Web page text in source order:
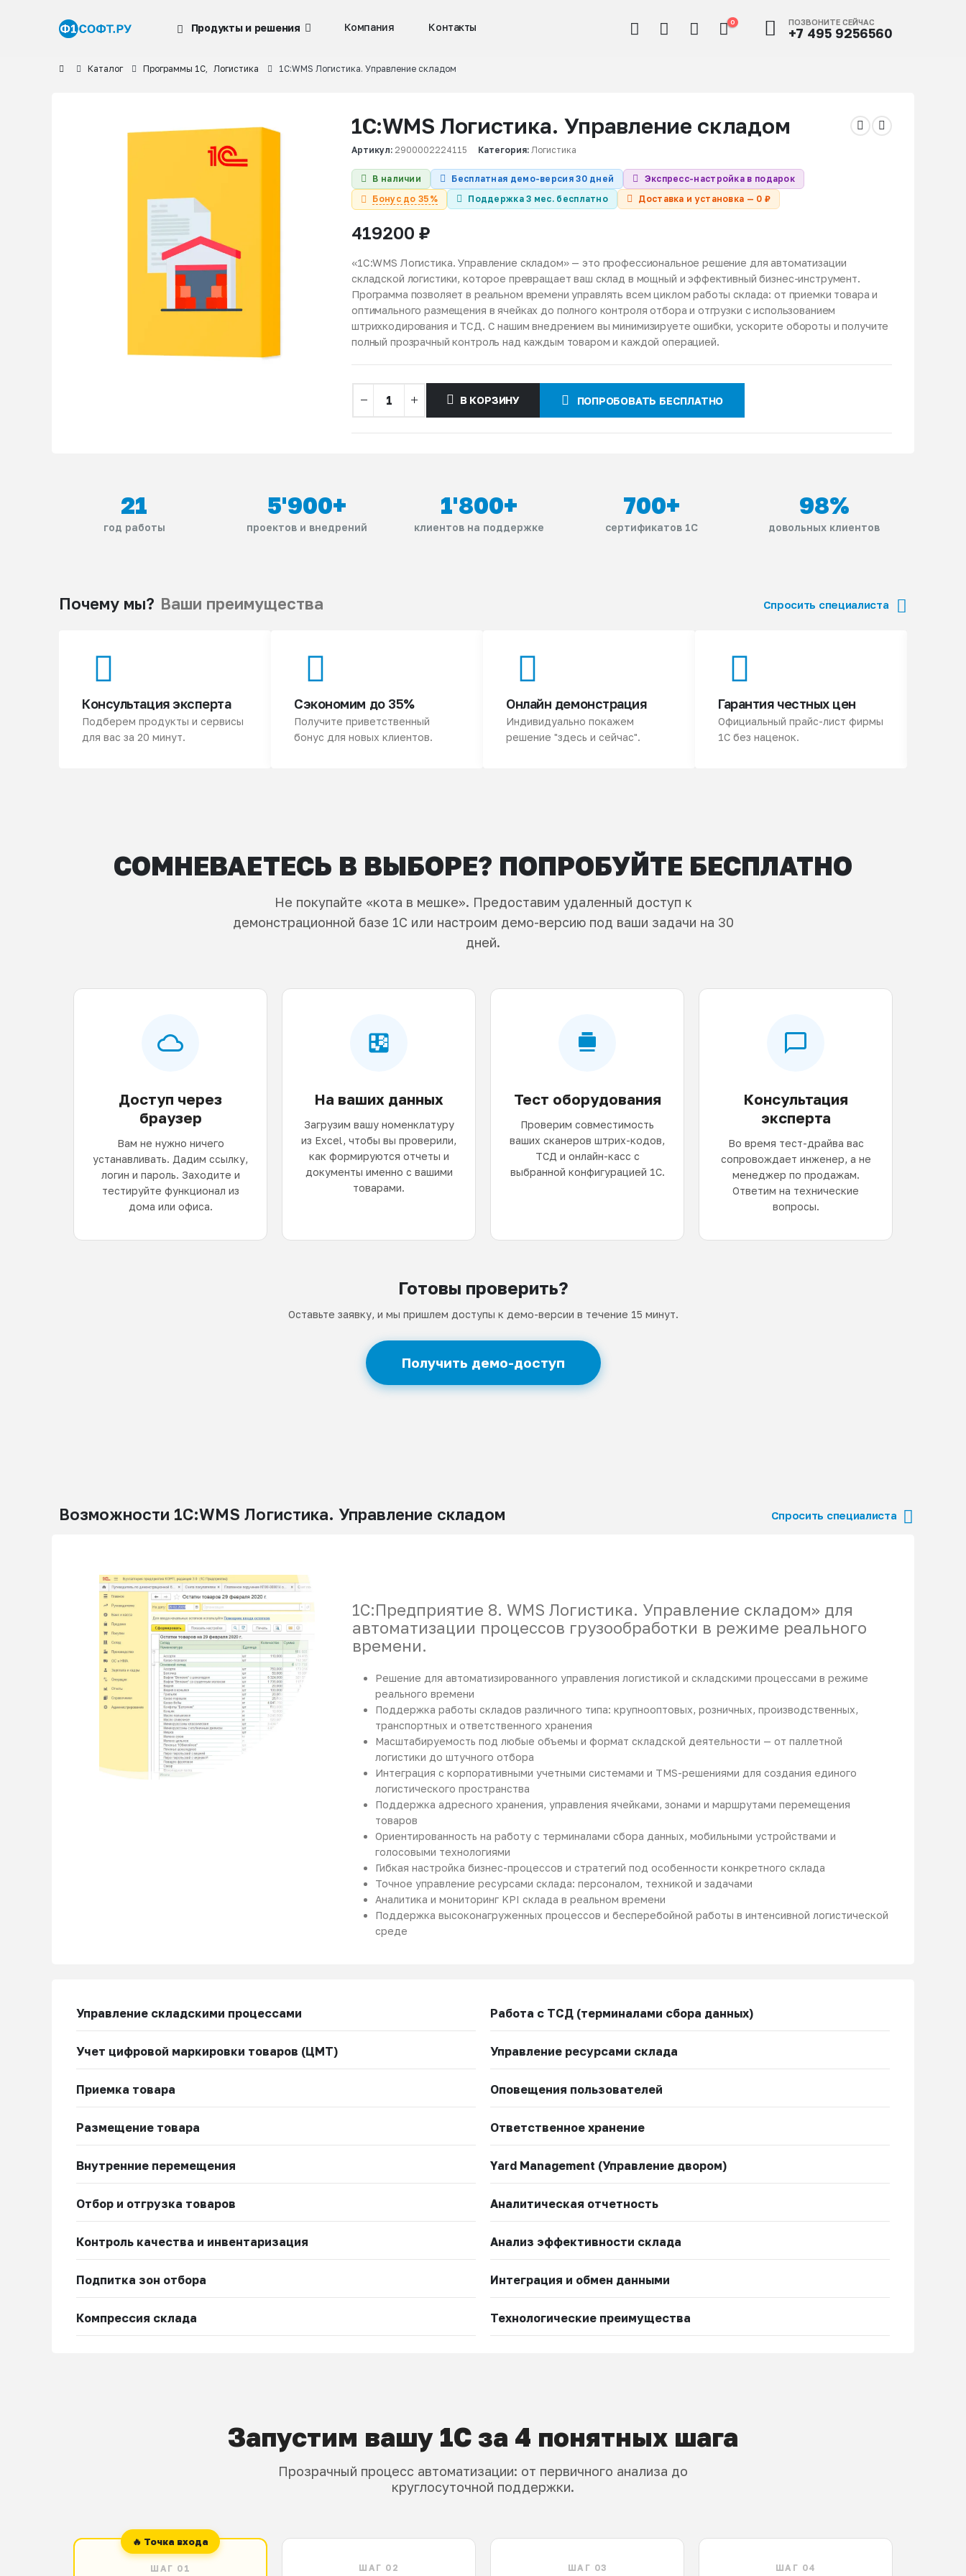
Продукты и решения Компания Контакты 0 ПОЗВОНИТЕ СЕЙЧАС
+7 495 9256560
Каталог Программы 1С, Логистика 1С:WMS Логистика. Управление складом
1С:WMS Логистика. Управление складом
Артикул: 2900002224115 Категория: Логистика
В наличии Бесплатная демо-версия 30 дней
Экспресс-настройка в подарок
Бонус до 35%
Поддержка 3 мес. бесплатно Доставка и установка — 0 ₽
419200 ₽
«1С:WMS Логистика. Управление складом» — это профессиональное решение для автоматизации
складской логистики, которое превращает ваш склад в мощный и эффективный бизнес-инструмент.
Программа позволяет в реальном времени управлять всем циклом работы склада: от приемки товара и
оптимального размещения в ячейках до полного контроля отбора и отгрузки с использованием
штрихкодирования и ТСД. С нашим внедрением вы минимизируете ошибки, ускорите обороты и получите
полный прозрачный контроль над каждым товаром и каждой операцией.
В КОРЗИНУ ПОПРОБОВАТЬ БЕСПЛАТНО
21
год работы
5'900+
проектов и внедрений
1'800+
клиентов на поддержке
700+
сертификатов 1С
98%
довольных клиентов
Почему мы? Ваши преимущества Спросить специалиста
Консультация эксперта
Подберем продукты и сервисы
для вас за 20 минут.
Сэкономим до 35%
Получите приветственный
бонус для новых клиентов.
Онлайн демонстрация
Индивидуально покажем
решение "здесь и сейчас".
Гарантия честных цен
Официальный прайс-лист фирмы
1С без наценок.
СОМНЕВАЕТЕСЬ В ВЫБОРЕ? ПОПРОБУЙТЕ БЕСПЛАТНО
Не покупайте «кота в мешке». Предоставим удаленный доступ к
демонстрационной базе 1С или настроим демо-версию под ваши задачи на 30
дней.
Доступ через
браузер
Вам не нужно ничего
устанавливать. Дадим ссылку,
логин и пароль. Заходите и
тестируйте функционал из
дома или офиса.
На ваших данных
Загрузим вашу номенклатуру
из Excel, чтобы вы проверили,
как формируются отчеты и
документы именно с вашими
товарами.
Тест оборудования
Проверим совместимость
ваших сканеров штрих-кодов,
ТСД и онлайн-касс с
выбранной конфигурацией 1С.
Консультация
эксперта
Во время тест-драйва вас
сопровождает инженер, а не
менеджер по продажам.
Ответим на технические
вопросы.
Готовы проверить?
Оставьте заявку, и мы пришлем доступы к демо-версии в течение 15 минут.
Получить демо-доступ
Возможности 1С:WMS Логистика. Управление складом Спросить специалиста
1С:Предприятие 8. WMS Логистика. Управление складом» для
автоматизации процессов грузообработки в режиме реального
времени.
Решение для автоматизированного управления логистикой и складскими процессами в режиме
реального времени
Поддержка работы складов различного типа: крупнооптовых, розничных, производственных,
транспортных и ответственного хранения
Масштабируемость под любые объемы и формат складской деятельности — от паллетной
логистики до штучного отбора
Интеграция с корпоративными учетными системами и TMS-решениями для создания единого
логистического пространства
Поддержка адресного хранения, управления ячейками, зонами и маршрутами перемещения
товаров
Ориентированность на работу с терминалами сбора данных, мобильными устройствами и
голосовыми технологиями
Гибкая настройка бизнес-процессов и стратегий под особенности конкретного склада
Точное управление ресурсами склада: персоналом, техникой и задачами
Аналитика и мониторинг KPI склада в реальном времени
Поддержка высоконагруженных процессов и бесперебойной работы в интенсивной логистической
среде
Управление складскими процессами
Учет цифровой маркировки товаров (ЦМТ)
Приемка товара
Размещение товара
Внутренние перемещения
Отбор и отгрузка товаров
Контроль качества и инвентаризация
Подпитка зон отбора
Компрессия склада
Работа с ТСД (терминалами сбора данных)
Управление ресурсами склада
Оповещения пользователей
Ответственное хранение
Yard Management (Управление двором)
Аналитическая отчетность
Анализ эффективности склада
Интеграция и обмен данными
Технологические преимущества
Запустим вашу 1С за 4 понятных шага
Прозрачный процесс автоматизации: от первичного анализа до
круглосуточной поддержки.
ШАГ 01 ШАГ 02 ШАГ 03 ШАГ 04